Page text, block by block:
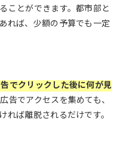
ことができます。都市部と
れば、少額の予算でも一定
告でクリックした後に何が見
広告でアクセスを集めても、
れば離脱されるだけです。